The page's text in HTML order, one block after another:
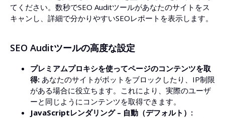
てください。数秒でSEO Auditツールがあなたのサイトをス
キャンし、詳細で分かりやすいSEOレポートを表示します。
SEO Auditツールの高度な設定
プレミアムプロキシを使ってページのコンテンツを取
得: あなたのサイトがボットをブロックしたり、IP制限
がある場合に役立ちます。これにより、実際のユーザ
ーと同じようにコンテンツを取得できます。
JavaScriptレンダリング – 自動（デフォルト）: